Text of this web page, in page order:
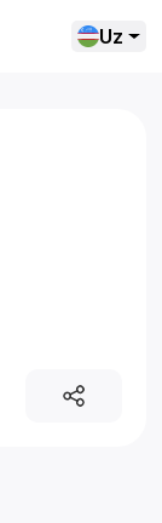
Uz